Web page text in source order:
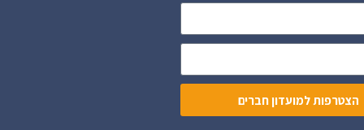
הצטרפות למועדון חברים